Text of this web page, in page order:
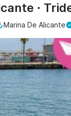
·
Marina De Alicante